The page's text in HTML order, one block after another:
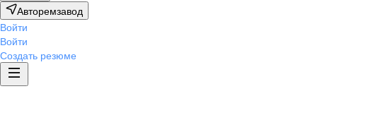
Авторемзавод
Войти
Войти
Создать резюме